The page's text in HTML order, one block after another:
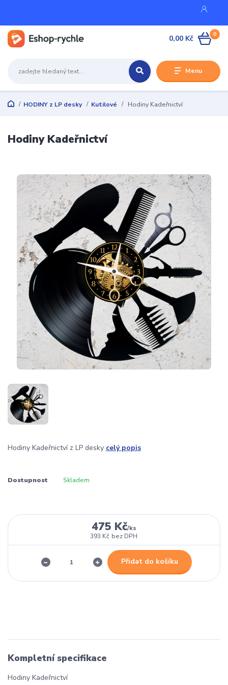
Menu
0
0,00 Kč
HODINY z LP desky Kutilové Hodiny Kadeřnictví
Hodiny Kadeřnictví
Hodiny Kadeřnictví z LP desky celý popis
Dostupnost Skladem
475 Kč/ks
393 Kč bez DPH
Přidat do košíku
Kompletní specifikace
Hodiny Kadeřnictví